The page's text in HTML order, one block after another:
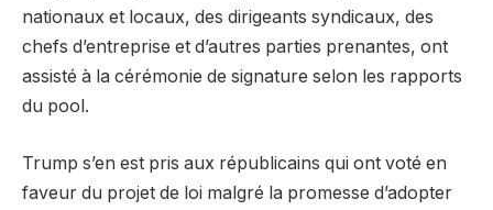
nationaux et locaux, des dirigeants syndicaux, des
chefs d’entreprise et d’autres parties prenantes, ont
assisté à la cérémonie de signature selon les rapports
du pool.
Trump s’en est pris aux républicains qui ont voté en
faveur du projet de loi malgré la promesse d’adopter